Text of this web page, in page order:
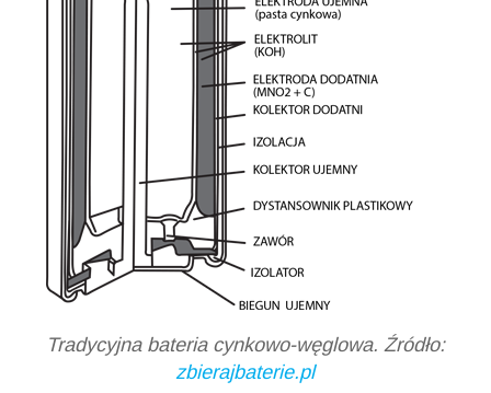
Tradycyjna bateria cynkowo-węglowa. Źródło:
zbierajbaterie.pl